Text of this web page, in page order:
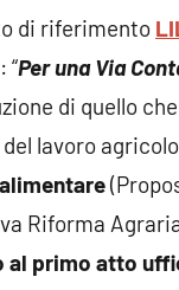
di riferimento
“Per una Via
di quello
lavoro
Riforma
al primo atto